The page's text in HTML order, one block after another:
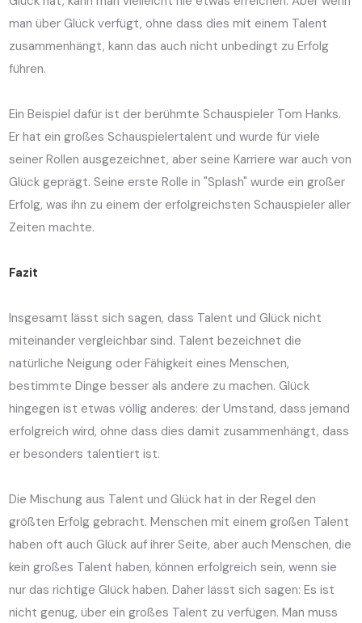
man über Glück verfügt, ohne dass dies mit einem Talent
zusammenhängt, kann das auch nicht unbedingt zu Erfolg
führen.
Ein Beispiel dafür ist der berühmte Schauspieler Tom Hanks.
Er hat ein großes Schauspielertalent und wurde für viele
seiner Rollen ausgezeichnet, aber seine Karriere war auch von
Glück geprägt. Seine erste Rolle in "Splash" wurde ein großer
Erfolg, was ihn zu einem der erfolgreichsten Schauspieler aller
Zeiten machte.
Fazit
Insgesamt lässt sich sagen, dass Talent und Glück nicht
miteinander vergleichbar sind. Talent bezeichnet die
natürliche Neigung oder Fähigkeit eines Menschen,
bestimmte Dinge besser als andere zu machen. Glück
hingegen ist etwas völlig anderes: der Umstand, dass jemand
erfolgreich wird, ohne dass dies damit zusammenhängt, dass
er besonders talentiert ist.
Die Mischung aus Talent und Glück hat in der Regel den
größten Erfolg gebracht. Menschen mit einem großen Talent
haben oft auch Glück auf ihrer Seite, aber auch Menschen, die
kein großes Talent haben, können erfolgreich sein, wenn sie
nur das richtige Glück haben. Daher lässt sich sagen: Es ist
nicht genug, über ein großes Talent zu verfügen. Man muss